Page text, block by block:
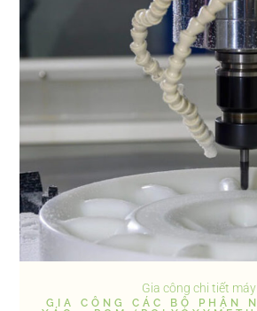
Gia công chi tiết máy
GIA CÔNG CÁC BỘ PHẬN